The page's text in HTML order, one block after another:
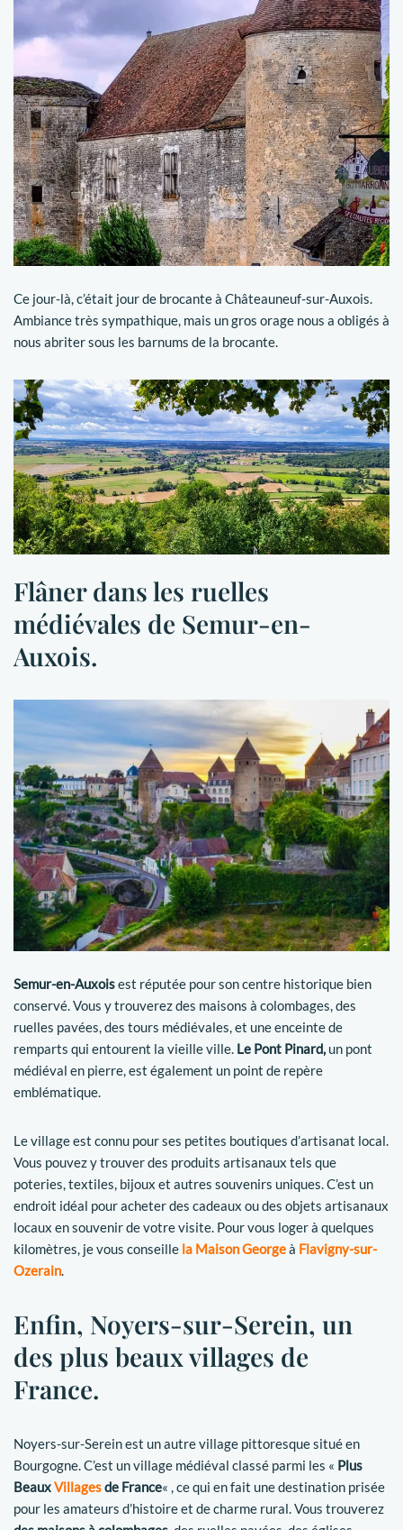
Ce jour-là, c’était jour de brocante à Châteauneuf-sur-Auxois.
Ambiance très sympathique, mais un gros orage nous a obligés à
nous abriter sous les barnums de la brocante.
Flâner dans les ruelles
médiévales de Semur-en-
Auxois.
Semur-en-Auxoisest réputée pour son centre historique bien
conservé. Vous y trouverez des maisons à colombages, des
ruelles pavées, des tours médiévales, et une enceinte de
remparts qui entourent la vieille ville. Le Pont Pinard, un pont
médiéval en pierre, est également un point de repère
emblématique.
Le village est connu pour ses petites boutiques d’artisanat local.
Vous pouvez y trouver des produits artisanaux tels que
poteries, textiles, bijoux et autres souvenirs uniques. C’est un
endroit idéal pour acheter des cadeaux ou des objets artisanaux
locaux en souvenir de votre visite. Pour vous loger à quelques
kilomètres, je vous conseille la Maison Georgeà Flavigny-sur-
Ozerain.
Enfin, Noyers-sur-Serein, un
des plus beaux villages de
France.
Noyers-sur-Serein est un autre village pittoresque situé en
Bourgogne. C’est un village médiéval classé parmi les « Plus
BeauxVillagesde France« , ce qui en fait une destination prisée
pour les amateurs d’histoire et de charme rural. Vous trouverez